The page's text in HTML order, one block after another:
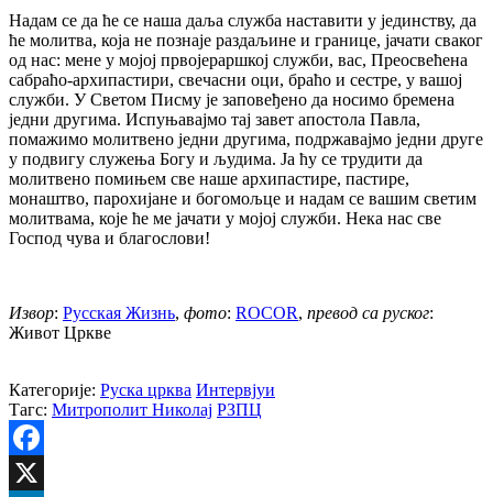
Надам се да ће се наша даља служба наставити у јединству, да
ће молитва, која не познаје раздаљине и границе, јачати сваког
од нас: мене у мојој првојераршкој служби, вас, Преосвећена
сабраћо-архипастири, свечасни оци, браћо и сестре, у вашој
служби. У Светом Писму је заповеђено да носимо бремена
једни другима. Испуњавајмо тај завет апостола Павла,
помажимо молитвено једни другима, подржавајмо једни друге
у подвигу служења Богу и људима. Ја ћу се трудити да
молитвено помињем све наше архипастире, пастире,
монаштво, парохијане и богомољце и надам се вашим светим
молитвама, које ће ме јачати у мојој служби. Нека нас све
Господ чува и благослови!
Извор: Русская Жизнь, фото: ROCOR, превод са руског:
Живот Цркве
Категорије: Руска црква Интервјуи
Тагс: Митрополит Николај РЗПЦ
Facebook